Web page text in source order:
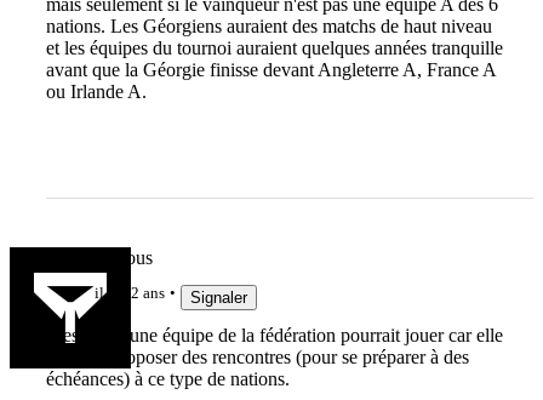
mais seulement si le vainqueur n'est pas une équipe A des 6
nations. Les Géorgiens auraient des matchs de haut niveau
et les équipes du tournoi auraient quelques années tranquille
avant que la Géorgie finisse devant Angleterre A, France A
ou Irlande A.
LAmiDeTous
il y a 2 ans Signaler
C'est là qu'une équipe de la fédération pourrait jouer car elle
pourrait proposer des rencontres (pour se préparer à des
échéances) à ce type de nations.